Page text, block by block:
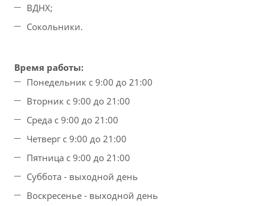
ВДНХ;
Сокольники.
Время работы:
Понедельник с 9:00 до 21:00
Вторник с 9:00 до 21:00
Среда с 9:00 до 21:00
Четверг с 9:00 до 21:00
Пятница с 9:00 до 21:00
Суббота - выходной день
Воскресенье - выходной день